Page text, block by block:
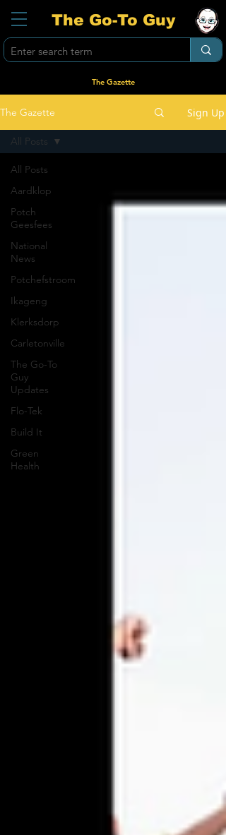
The Go-To Guy
The Gazette
The Gazette Sign Up
All Posts
Aardklop
Potch
Geesfees
National
News
Potchefstroom
Ikageng
Klerksdorp
Carletonville
The Go-To
Guy
Updates
Flo-Tek
Build It
Green
Health
All Posts